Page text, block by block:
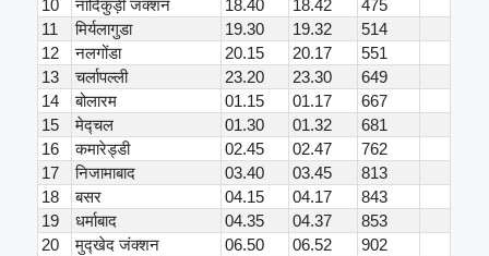
10
नादिकुड़ी जंक्शन 18.40 18.42
475
11
मिर्यलागुडा 19.30 19.32
514
12
नलगोंडा 20.15 20.17
551
13
चर्लापल्ली 23.20 23.30
649
14
बोलारम 01.15 01.17
667
15
मेद्चल 01.30 01.32
681
16
कमारेड्डी 02.45 02.47
762
17
निजामाबाद 03.40 03.45
813
18
बसर 04.15 04.17
843
19
धर्माबाद 04.35 04.37
853
20
मुद्खेद जंक्शन 06.50 06.52
902